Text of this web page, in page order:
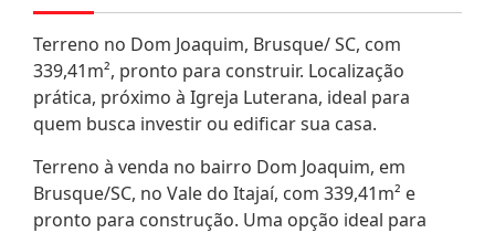
Terreno no Dom Joaquim, Brusque/ SC, com
339,41m², pronto para construir. Localização
prática, próximo à Igreja Luterana, ideal para
quem busca investir ou edificar sua casa.
Terreno à venda no bairro Dom Joaquim, em
Brusque/SC, no Vale do Itajaí, com 339,41m² e
pronto para construção. Uma opção ideal para